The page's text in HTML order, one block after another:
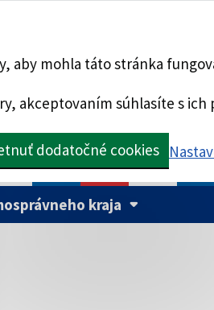
aby mohla táto stránka
akceptovaním súhlasíte s ich
dodatočné cookies
kraja
samosprávneho kraja.